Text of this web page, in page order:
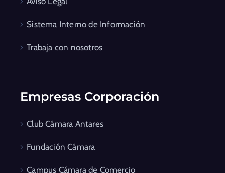
Sistema Interno de Información
Trabaja con nosotros
Empresas Corporación
Club Cámara Antares
Fundación Cámara
Campus Cámara de Comercio